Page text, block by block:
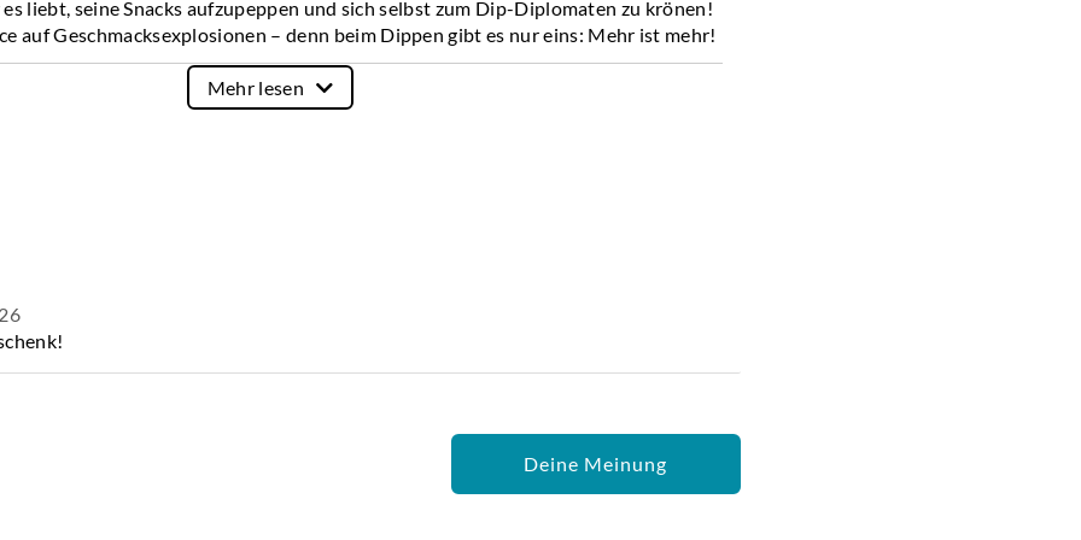
liebt, seine Snacks aufzupeppen und sich selbst zum Dip-Diplomaten zu krönen!
auf Geschmacksexplosionen – denn beim Dippen gibt es nur eins: Mehr ist mehr!
Holzbox mit Schiebedeckel & Lasergravur
in massiver Buche gefertig, inklusive Laser-Gravur
Grillen zu einem absoluten Highlight. Dezent feurig und temperamentvoll den
mit 2 Löffel Mayonnaise mischen, 4 Löffel Salsa Dip einrühren und 15 min ziehen
Mehr lesen
Deine Meinung